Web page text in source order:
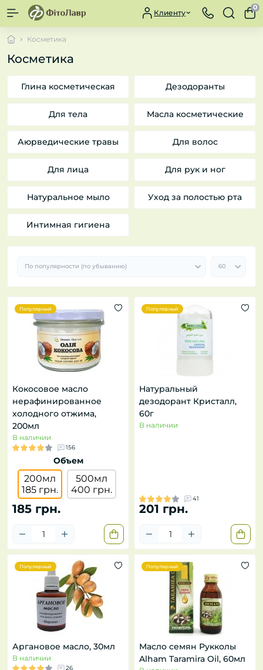
Клиенту
0
Косметика
Косметика
Глина косметическая Дезодоранты
Для тела Масла косметические
Аюрведические травы Для волос
Для лица Для рук и ног
Натуральное мыло Уход за полостью рта
Интимная гигиена
Популярный
Кокосовое масло
нерафинированное
холодного отжима,
200мл
В наличии
156
Объем
200мл
185 грн.
500мл
400 грн.
185 грн.
Популярный
Натуральный
дезодорант Кристалл,
60г
В наличии
41
201 грн.
Популярный
Аргановое масло, 30мл
В наличии
26
Популярный
Масло семян Рукколы
Alham Taramira Oil, 60мл